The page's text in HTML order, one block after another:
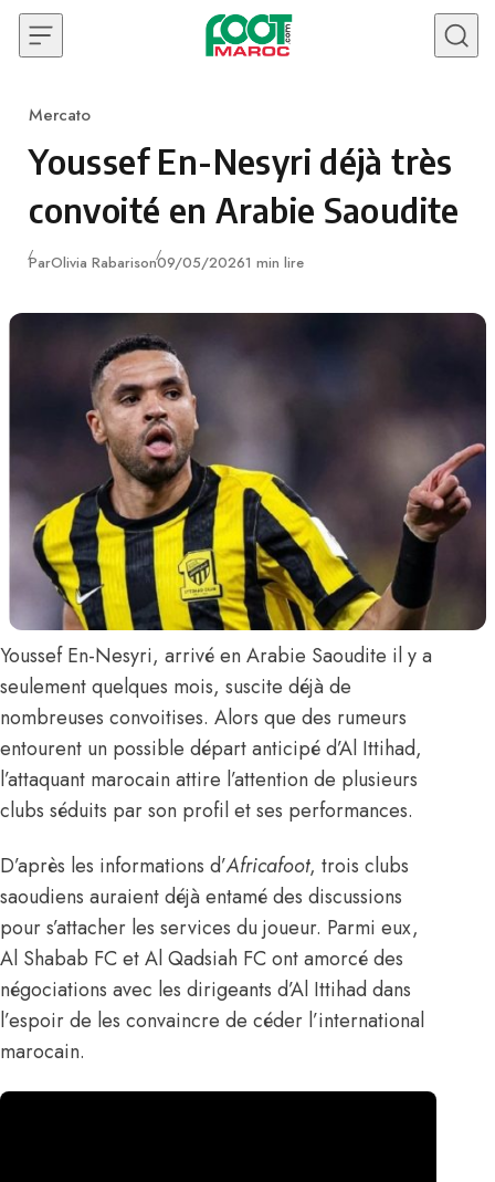
Skip to content
Category
Mercato
Youssef En-Nesyri déjà très
convoité en Arabie Saoudite
ParOlivia RabarisonPublié
09/05/20261 min lire
Youssef En-Nesyri, arrivé en Arabie Saoudite il y a
seulement quelques mois, suscite déjà de
nombreuses convoitises. Alors que des rumeurs
entourent un possible départ anticipéd’Al Ittihad,
l’attaquant marocain attire l’attention de plusieurs
clubs séduits par son profil et ses performances.
D’après les informations d’Africafoot, trois clubs
saoudiens auraient déjà entamé des discussions
pour s’attacher les services du joueur. Parmi eux,
Al Shabab FC et Al Qadsiah FC ont amorcé des
négociations avec les dirigeants d’Al Ittihad dans
l’espoir de les convaincre de céder l’international
marocain.